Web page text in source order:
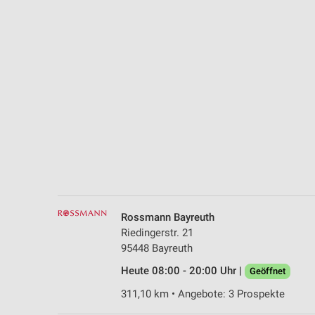
Rossmann Bayreuth
Riedingerstr. 21
95448 Bayreuth
Heute 08:00 - 20:00 Uhr |
Geöffnet
311,10 km • Angebote: 3 Prospekte